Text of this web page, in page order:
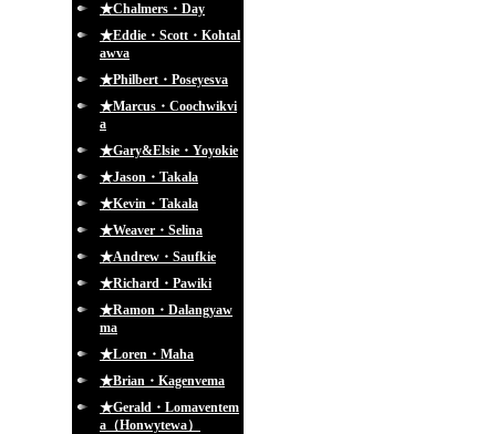
★Chalmers・Day
★Eddie・Scott・Kohtal
awva
★Philbert・Poseyesva
★Marcus・Coochwikvi
a
★Gary&Elsie・Yoyokie
★Jason・Takala
★Kevin・Takala
★Weaver・Selina
★Andrew・Saufkie
★Richard・Pawiki
★Ramon・Dalangyaw
ma
★Loren・Maha
★Brian・Kagenvema
★Gerald・Lomaventem
a（Honwytewa）